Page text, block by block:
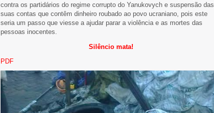
contra os partidários do regime corrupto do Yanukovych e suspensão das
suas contas que contêm dinheiro roubado ao povo ucraniano, pois este
seria um passo que viesse a ajudar parar a violência e as mortes das
pessoas inocentes.
Silêncio mata!
PDF